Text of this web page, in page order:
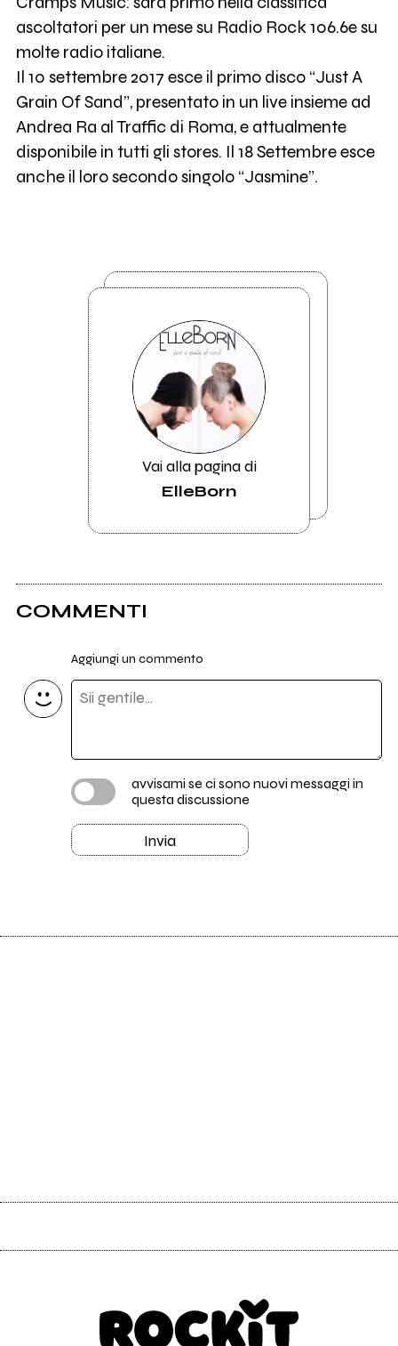
ascoltatori per un mese su Radio Rock 106.6e su
molte radio italiane.
Il 10 settembre 2017 esce il primo disco “Just A
Grain Of Sand”, presentato in un live insieme ad
Andrea Ra al Traffic di Roma, e attualmente
disponibile in tutti gli stores. Il 18 Settembre esce
anche il loro secondo singolo “Jasmine”.
Vai alla pagina di
ElleBorn
COMMENTI
Aggiungi un commento
avvisami se ci sono nuovi messaggi in
questa discussione
Invia